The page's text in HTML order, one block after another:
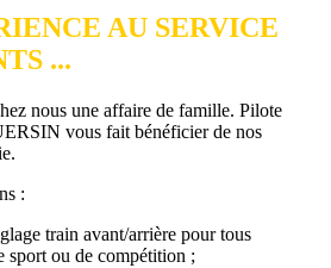
AU SERVICE
...
nous une affaire de famille. Pilote
vous fait bénéficier de nos
:
train avant/arrière pour tous
sport ou de compétition ;